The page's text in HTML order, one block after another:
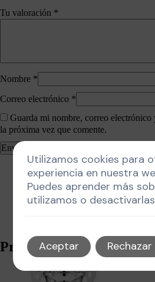
Tu valoración *
Nombre *
Correo electrónico *
Guarda mi nombre, correo electrónico
la próxima vez que comente.
Productos relacionados
Utilizamos cookies para
experiencia en nuestra
Puedes aprender más
utilizamos o
Aceptar Rechazar